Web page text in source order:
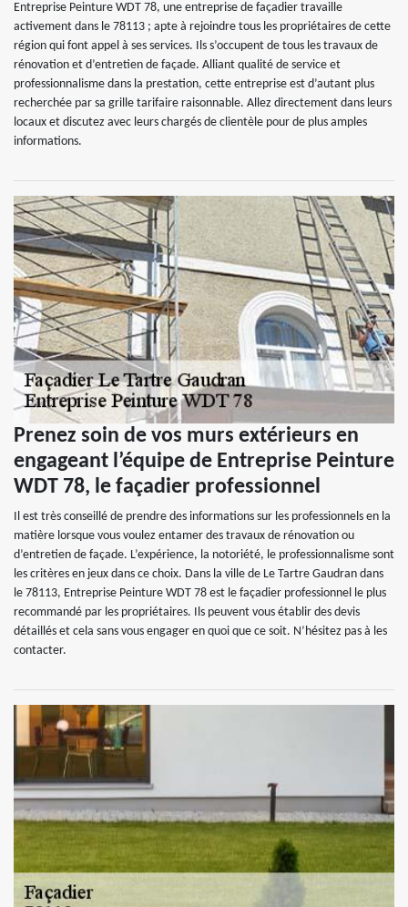
Entreprise Peinture WDT 78, une entreprise de façadier travaille
activement dans le 78113 ; apte à rejoindre tous les propriétaires de cette
région qui font appel à ses services. Ils s’occupent de tous les travaux de
rénovation et d’entretien de façade. Alliant qualité de service et
professionnalisme dans la prestation, cette entreprise est d’autant plus
recherchée par sa grille tarifaire raisonnable. Allez directement dans leurs
locaux et discutez avec leurs chargés de clientèle pour de plus amples
informations.
Prenez soin de vos murs extérieurs en
engageant l’équipe de Entreprise Peinture
WDT 78, le façadier professionnel
Il est très conseillé de prendre des informations sur les professionnels en la
matière lorsque vous voulez entamer des travaux de rénovation ou
d’entretien de façade. L’expérience, la notoriété, le professionnalisme sont
les critères en jeux dans ce choix. Dans la ville de Le Tartre Gaudran dans
le 78113, Entreprise Peinture WDT 78 est le façadier professionnel le plus
recommandé par les propriétaires. Ils peuvent vous établir des devis
détaillés et cela sans vous engager en quoi que ce soit. N’hésitez pas à les
contacter.